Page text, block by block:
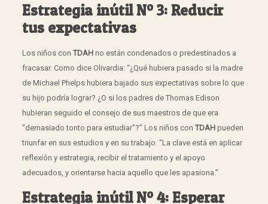
Estrategia inútil Nº 3: Reducir
tus expectativas
Los niños con TDAHno están condenados o predestinados a
fracasar. Como dice Olivardia: “¿Qué hubiera pasado si la madre
de Michael Phelps hubiera bajado sus expectativas sobre lo que
su hijo podría lograr? ¿O si los padres de Thomas Edison
hubieran seguido el consejo de sus maestros de que era
“demasiado tonto para estudiar”?” Los niños con TDAHpueden
triunfar en sus estudios y en su trabajo. “La clave está en aplicar
reflexión y estrategia, recibir el tratamiento y el apoyo
adecuados, y orientarse hacia aquello que les apasiona.”
Estrategia inútil Nº 4: Esperar